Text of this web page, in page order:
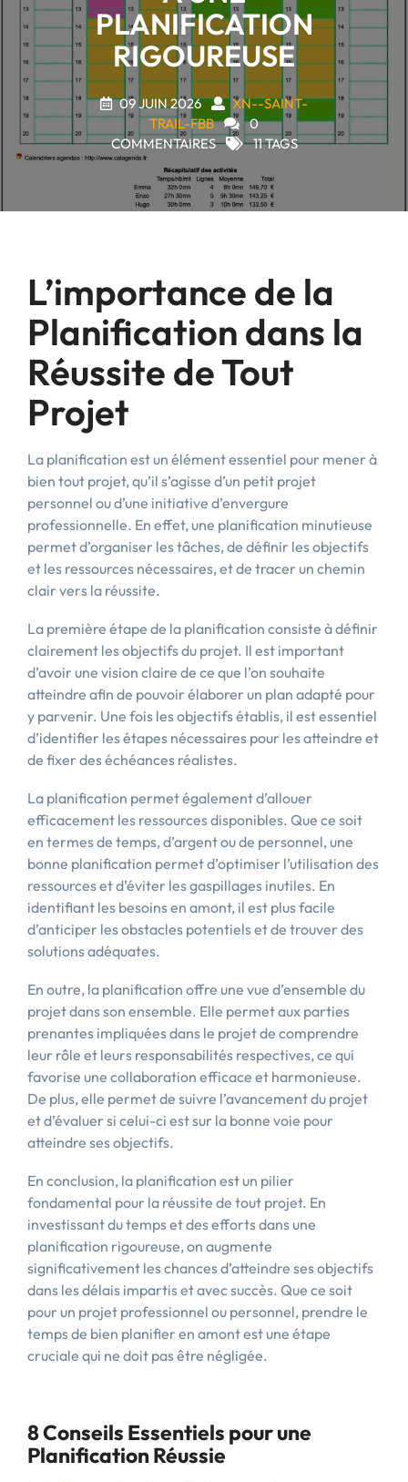
PLANIFICATION
RIGOUREUSE
09 JUIN 2026
XN--SAINT-
TRAIL-FBB
0
COMMENTAIRES
11 TAGS
L’importance de la
Planification dans la
Réussite de Tout
Projet
La planification est un élément essentiel pour mener à
bien tout projet, qu’il s’agisse d’un petit projet
personnel ou d’une initiative d’envergure
professionnelle. En effet, une planification minutieuse
permet d’organiser les tâches, de définir les objectifs
et les ressources nécessaires, et de tracer un chemin
clair vers la réussite.
La première étape de la planification consiste à définir
clairement les objectifs du projet. Il est important
d’avoir une vision claire de ce que l’on souhaite
atteindre afin de pouvoir élaborer un plan adapté pour
y parvenir. Une fois les objectifs établis, il est essentiel
d’identifier les étapes nécessaires pour les atteindre et
de fixer des échéances réalistes.
La planification permet également d’allouer
efficacement les ressources disponibles. Que ce soit
en termes de temps, d’argent ou de personnel, une
bonne planification permet d’optimiser l’utilisation des
ressources et d’éviter les gaspillages inutiles. En
identifiant les besoins en amont, il est plus facile
d’anticiper les obstacles potentiels et de trouver des
solutions adéquates.
En outre, la planification offre une vue d’ensemble du
projet dans son ensemble. Elle permet aux parties
prenantes impliquées dans le projet de comprendre
leur rôle et leurs responsabilités respectives, ce qui
favorise une collaboration efficace et harmonieuse.
De plus, elle permet de suivre l’avancement du projet
et d’évaluer si celui-ci est sur la bonne voie pour
atteindre ses objectifs.
En conclusion, la planification est un pilier
fondamental pour la réussite de tout projet. En
investissant du temps et des efforts dans une
planification rigoureuse, on augmente
significativement les chances d’atteindre ses objectifs
dans les délais impartis et avec succès. Que ce soit
pour un projet professionnel ou personnel, prendre le
temps de bien planifier en amont est une étape
cruciale qui ne doit pas être négligée.
8 Conseils Essentiels pour une
Planification Réussie